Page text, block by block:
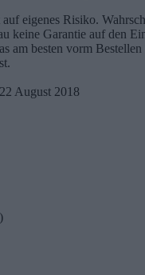
eigenes Risiko.
keine Garantie auf den
am besten vorm
22 August 2018